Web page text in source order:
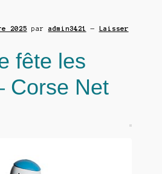
2025 paradmin3421 — Laisser
fête les
Corse Net